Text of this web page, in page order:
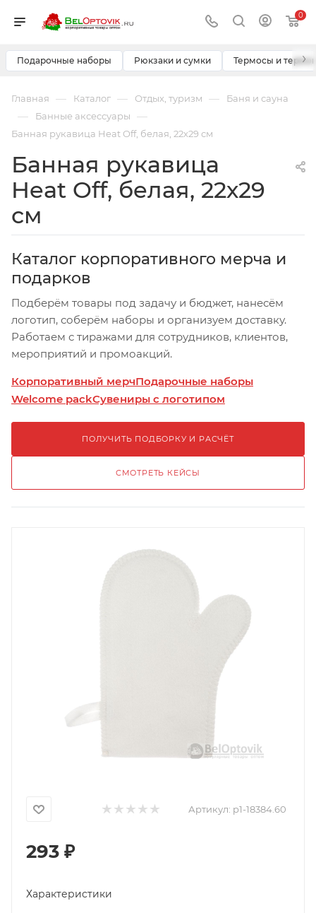
0
Подарочные наборы Рюкзаки и сумки Термосы и ›
Главная — Каталог — Отдых, туризм — Баня и сауна
— Банные аксессуары —
Банная рукавица Heat Off, белая, 22х29 см
Банная рукавица
Heat Off, белая, 22х29
см
Каталог корпоративного мерча и
подарков
Подберём товары под задачу и бюджет, нанесём
логотип, соберём наборы и организуем доставку.
Работаем с тиражами для сотрудников, клиентов,
мероприятий и промоакций.
Корпоративный мерчПодарочные наборы
Welcome packСувениры с логотипом
ПОЛУЧИТЬ ПОДБОРКУ И РАСЧЁТ
СМОТРЕТЬ КЕЙСЫ
Артикул: p1-18384.60
293 ₽
Характеристики